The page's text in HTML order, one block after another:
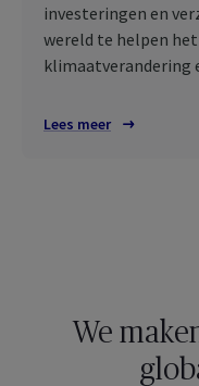
investeringen en
wereld te helpen
klimaatverandering
Lees meer
We